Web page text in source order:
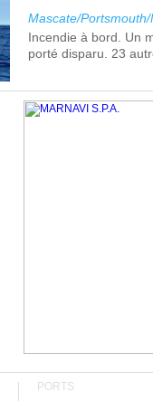
Mascate/
Incendie à bord. Un
porté disparu. 23
PORTS